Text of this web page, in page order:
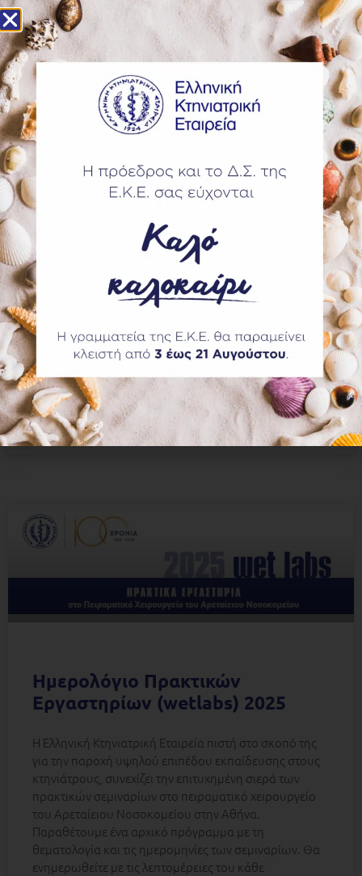
3ο Συμπόσιο Ιατρικής της Γάτας –
24 & 25 Μαΐου, ΟΤΕ Academy
Tο 3ο Συμπόσιο Ιατρικής της Γάτας της Ελληνικής
Κτηνιατρικής Εταιρείας θα πραγματοποιηθεί το
Σαββατοκύριακο 24 & 25 Μαΐου 2025 στο ΟΤΕ
Academy. Παραθέτουμε το πρόγραμμα 3ου
Συμποσίου Ιατρικής της Γάτας:
ΠΕΡΙΣΣΟΤΕΡΑ »
Ημερολόγιο Πρακτικών
Εργαστηρίων (wetlabs) 2025
Η Ελληνική Κτηνιατρική Εταιρεία πιστή στο σκοπό της
για την παροχή υψηλού επιπέδου εκπαίδευσης στους
κτηνιάτρους, συνεχίζει την επιτυχημένη σιερά των
πρακτικών σεμιναρίων στο πειραματικό χειρουργείο
του Αρεταίειου Νοσοκομείου στην Αθήνα.
Παραθέτουμε ένα αρχικό πρόγραμμα με τη
θεματολογία και τις ημερομηνίες των σεμιναρίων. Θα
ενημερωθείτε με τις λεπτομέρειες του κάθε